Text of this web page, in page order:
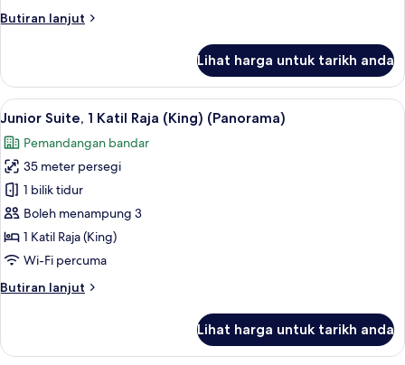
Butiran lanjut
Butiran
Connecting
Room
Lihat harga untuk tarikh anda
Lihat
semua
foto
untuk
Junior
Suite,
1
Katil
(King)
47 inci televisyen LCD dengan digital,
10
Junior Suite, 1 Katil Raja (King) (Panorama)
Pemandangan bandar
35 meter persegi
1 bilik tidur
Boleh menampung 3
1 Katil Raja (King)
Wi-Fi percuma
Butiran lanjut
Butiran
Suite,
Lihat harga untuk tarikh anda